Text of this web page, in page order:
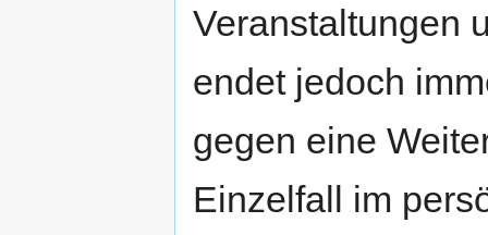
Veranstaltungen
endet jedoch
gegen eine
Einzelfall im